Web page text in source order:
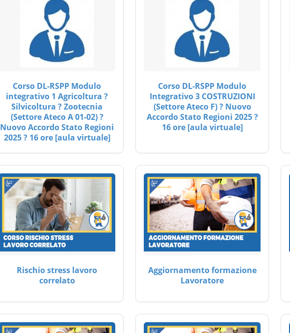
Corso DL-RSPP Modulo
integrativo 1 Agricoltura ?
Silvicoltura ? Zootecnia
(Settore Ateco A 01-02) ?
Nuovo Accordo Stato Regioni
2025 ? 16 ore [aula virtuale]
Corso DL-RSPP Modulo
Integrativo 3 COSTRUZIONI
(Settore Ateco F) ? Nuovo
Accordo Stato Regioni 2025 ?
16 ore [aula virtuale]
Rischio stress lavoro
correlato
Aggiornamento formazione
Lavoratore